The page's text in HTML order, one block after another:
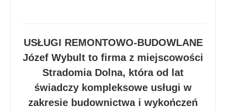
USŁUGI REMONTOWO-BUDOWLANE
Józef Wybult to firma z miejscowości
Stradomia Dolna, która od lat
świadczy kompleksowe usługi w
zakresie budownictwa i wykończeń